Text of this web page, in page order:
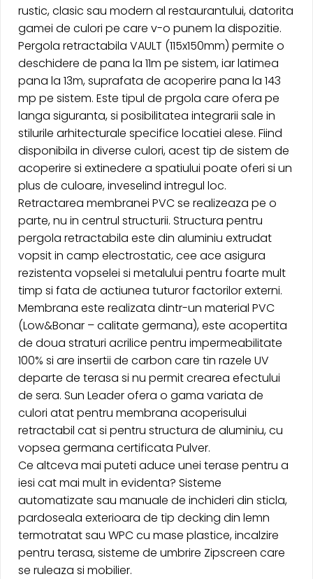
rustic, clasic sau modern al restaurantului, datorita
gamei de culori pe care v-o punem la dispozitie.
Pergola retractabila VAULT (115x150mm) permite o
deschidere de pana la 11m pe sistem, iar latimea
pana la 13m, suprafata de acoperire pana la 143
mp pe sistem. Este tipul de prgola care ofera pe
langa siguranta, si posibilitatea integrarii sale in
stilurile arhitecturale specifice locatiei alese. Fiind
disponibila in diverse culori, acest tip de sistem de
acoperire si extinedere a spatiului poate oferi si un
plus de culoare, inveselind intregul loc.
Retractarea membranei PVC se realizeaza pe o
parte, nu in centrul structurii. Structura pentru
pergola retractabila este din aluminiu extrudat
vopsit in camp electrostatic, cee ace asigura
rezistenta vopselei si metalului pentru foarte mult
timp si fata de actiunea tuturor factorilor externi.
Membrana este realizata dintr-un material PVC
(Low&Bonar – calitate germana), este acopertita
de doua straturi acrilice pentru impermeabilitate
100% si are insertii de carbon care tin razele UV
departe de terasa si nu permit crearea efectului
de sera. Sun Leader ofera o gama variata de
culori atat pentru membrana acoperisului
retractabil cat si pentru structura de aluminiu, cu
vopsea germana certificata Pulver.
Ce altceva mai puteti aduce unei terase pentru a
iesi cat mai mult in evidenta? Sisteme
automatizate sau manuale de inchideri din sticla,
pardoseala exterioara de tip decking din lemn
termotratat sau WPC cu mase plastice, incalzire
pentru terasa, sisteme de umbrire Zipscreen care
se ruleaza si mobilier.